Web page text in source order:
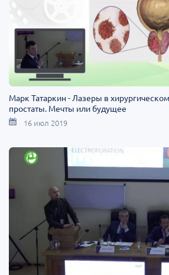
Марк Татаркин - Лазеры в
простаты. Мечты или будущее
16 июл 2019